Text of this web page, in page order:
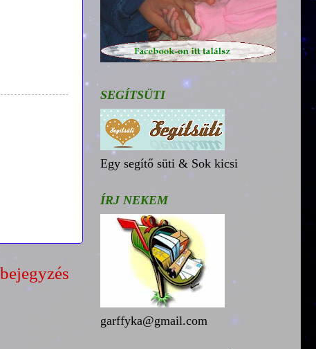
SEGÍTSÜTI
Egy segítő süti & Sok kicsi
ÍRJ NEKEM
garffyka@gmail.com